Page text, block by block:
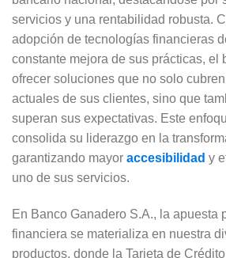
servicios y una rentabilidad robusta.
adopción de tecnologías financieras
constante mejora de sus prácticas, el
ofrecer soluciones que no solo
actuales de sus clientes, sino que
superan sus expectativas. Este
consolida su liderazgo en la
garantizando mayor accesibilidad y
uno de sus servicios.
En Banco Ganadero S.A., la apuesta
financiera se materializa en nuestra
productos, donde la Tarjeta de